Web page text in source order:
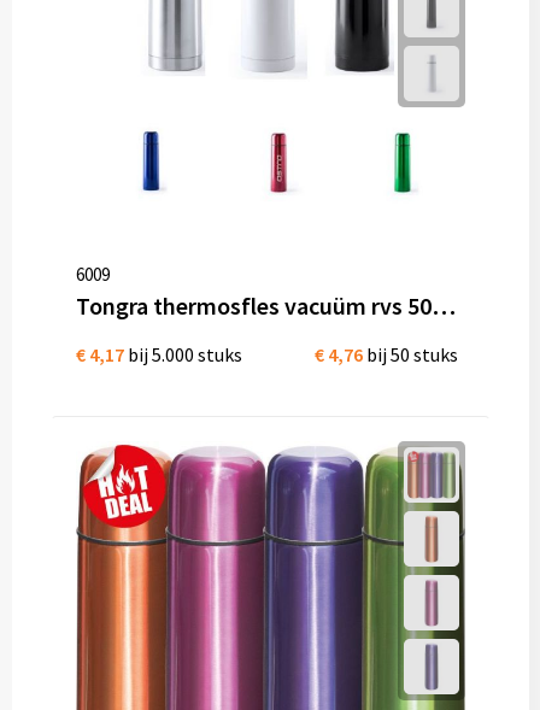
6009
Tongra thermosfles vacuüm rvs 500 ml
€ 4,17 bij 5.000 stuks € 4,76 bij 50 stuks